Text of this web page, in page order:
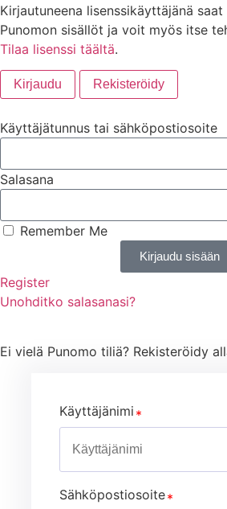
Kirjautuneena lisenssikäyttäjänä
Punomon sisällöt ja voit myös itse
Tilaa lisenssi täältä.
Kirjaudu Rekisteröidy
Käyttäjätunnus tai sähköpostiosoite
Salasana
Remember Me
Kirjaudu sisään
Register
Unohditko salasanasi?
Ei vielä Punomo tiliä? Rekisteröidy
Käyttäjänimi
Sähköpostiosoite